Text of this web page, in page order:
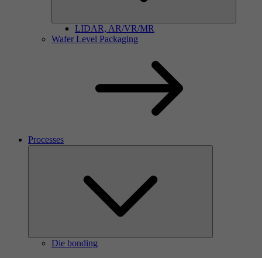
LIDAR, AR/VR/MR
Wafer Level Packaging
Processes
Die bonding